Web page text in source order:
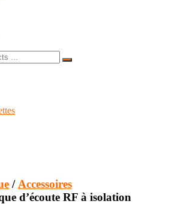
/ Accessoires
d’écoute RF à isolation